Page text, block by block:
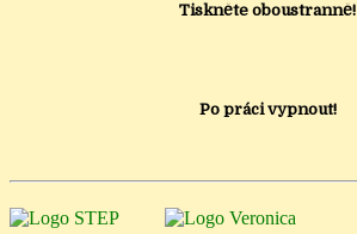
Tiskněte oboustranně!
Po práci vypnout!